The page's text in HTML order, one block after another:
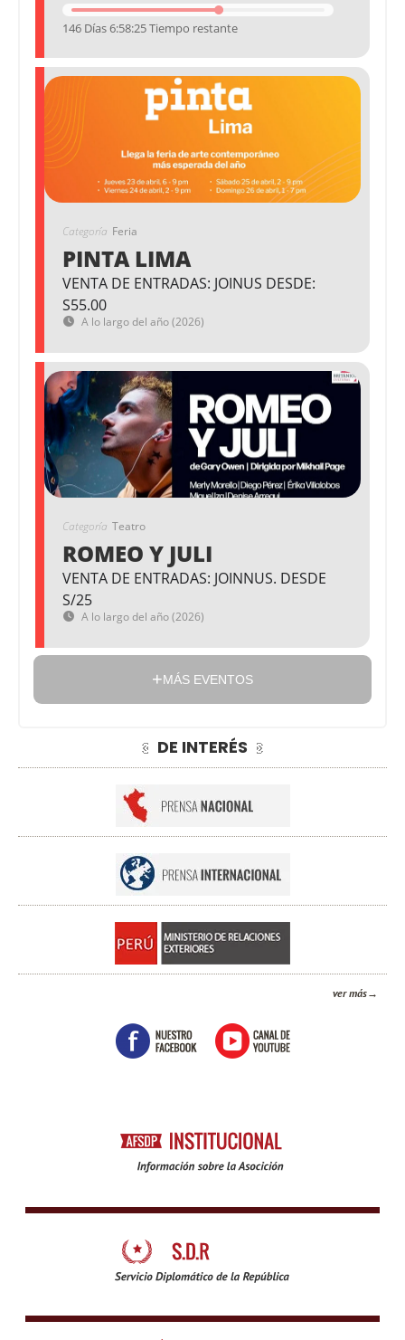
146 Días 6:58:24 Tiempo restante
Categoría Feria
PINTA LIMA
VENTA DE ENTRADAS: JOINUS DESDE:
S55.00
A lo largo del año (2026)
Categoría Teatro
ROMEO Y JULI
VENTA DE ENTRADAS: JOINNUS. DESDE
S/25
A lo largo del año (2026)
MÁS EVENTOS
DE INTERÉS
ver más